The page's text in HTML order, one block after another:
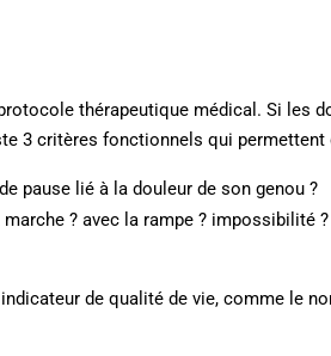
thérapeutique médical. Si les
3 critères fonctionnels qui permettent
pause lié à la douleur de son genou ?
? avec la rampe ? impossibilité ?
de qualité de vie, comme le